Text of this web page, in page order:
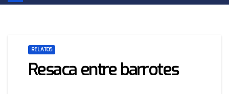
RELATOS
Resaca entre barrotes